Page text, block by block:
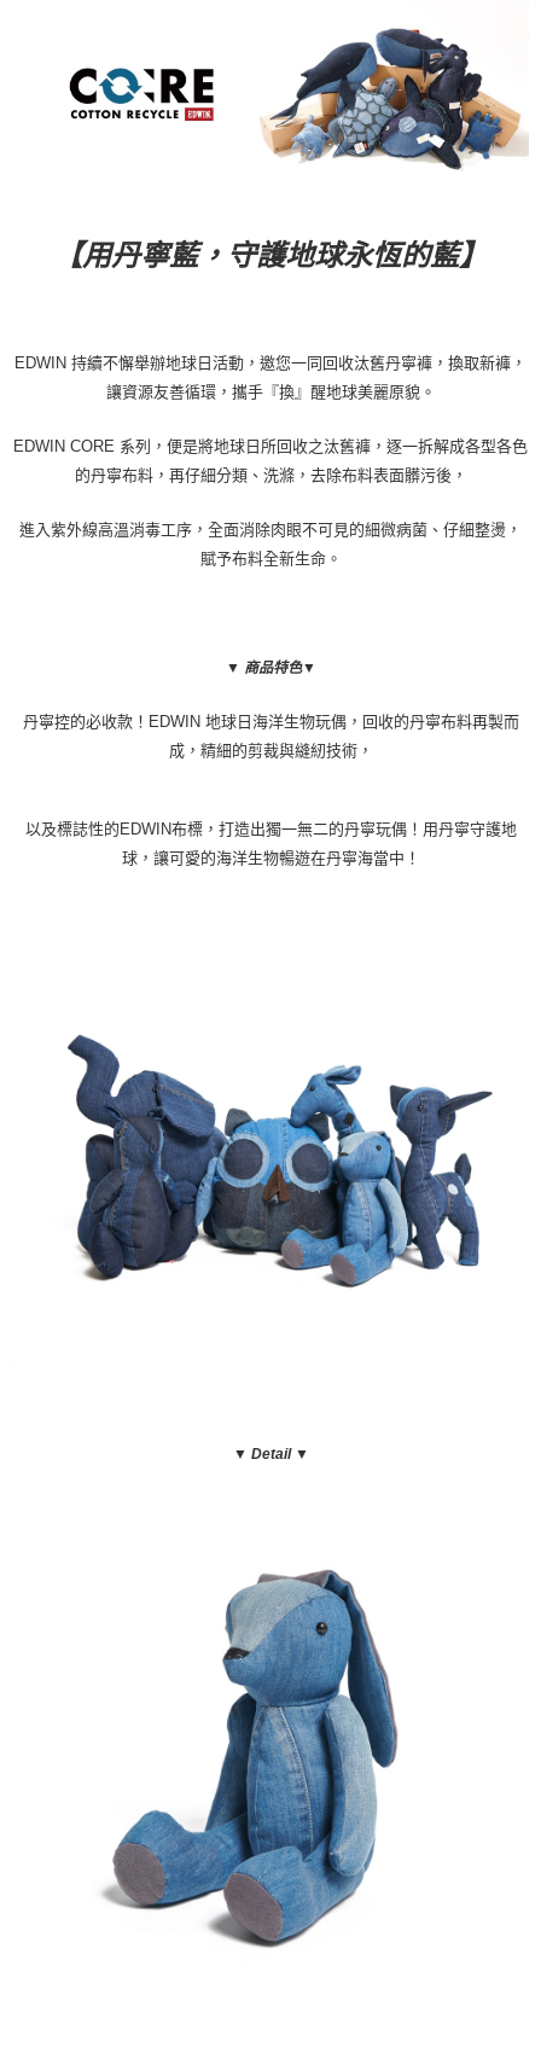
【用丹寧藍，守護地球永恆的藍】
EDWIN 持續不懈舉辦地球日活動，邀您一同回收汰舊丹寧褲，換取新褲，
讓資源友善循環，攜手『換』醒地球美麗原貌。
EDWIN CORE 系列，便是將地球日所回收之汰舊褲，逐一拆解成各型各色
的丹寧布料，再仔細分類、洗滌，去除布料表面髒污後，
進入紫外線高溫消毒工序，全面消除肉眼不可見的細微病菌、仔細整燙，
賦予布料全新生命。
▼ 商品特色▼
丹寧控的必收款！ EDWIN 地球日海洋生物玩偶，回收的丹寧布料再製而
成，精細的剪裁與縫紉技術，
以及標誌性的EDWIN布標，打造出獨一無二的丹寧玩偶！用丹寧守護地
球，讓可愛的海洋生物暢遊在丹寧海當中！
▼ Detail ▼